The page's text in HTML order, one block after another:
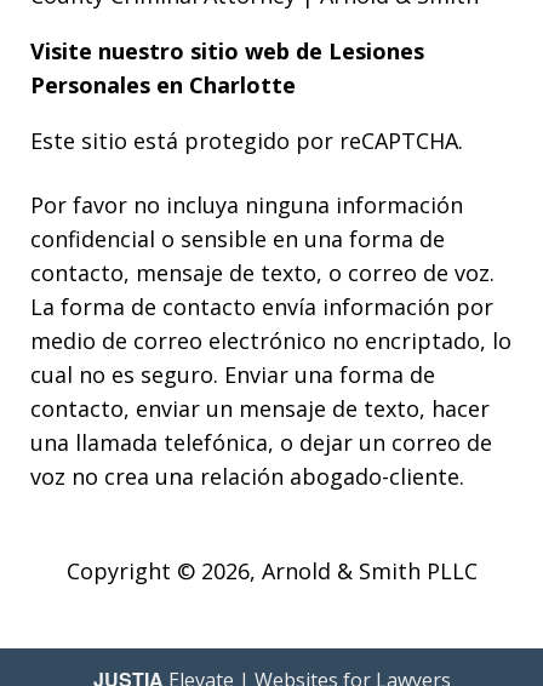
Visite nuestro sitio web de Lesiones
Personales en Charlotte
Este sitio está protegido por reCAPTCHA.
Por favor no incluya ninguna información
confidencial o sensible en una forma de
contacto, mensaje de texto, o correo de voz.
La forma de contacto envía información por
medio de correo electrónico no encriptado, lo
cual no es seguro. Enviar una forma de
contacto, enviar un mensaje de texto, hacer
una llamada telefónica, o dejar un correo de
voz no crea una relación abogado-cliente.
Copyright © 2026, Arnold & Smith PLLC
JUSTIA Elevate | Websites for Lawyers